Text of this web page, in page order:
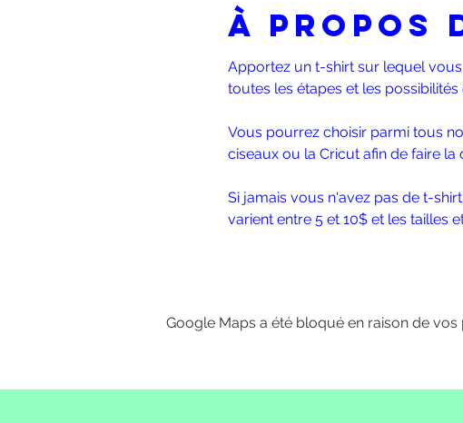
À propos
Apportez un t-shirt sur lequel
toutes les étapes et les
Vous pourrez choisir parmi tous
ciseaux ou la Cricut afin de faire
Si jamais vous n'avez pas de t-
varient entre 5 et 10$ et les tailles
Google Maps a été bloqué en raison de